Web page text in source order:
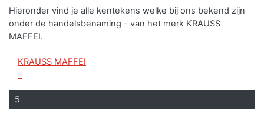
Hieronder vind je alle kentekens welke bij ons bekend zijn
onder de handelsbenaming - van het merk KRAUSS
MAFFEI.
KRAUSS MAFFEI
-
5